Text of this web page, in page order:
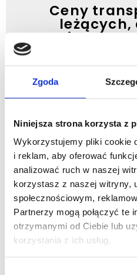
Zgoda
Niniejsza strona korzysta z
Wykorzystujemy pliki cookie
i reklam, aby oferować
analizować ruch w naszej
korzystasz z naszej witryny,
społecznościowym,
Partnerzy mogą połączyć te
otrzymanymi od Ciebie lub
korzystania z ich usług.
Ceny
leżących,
miejscem na
- przewóz
siedzącej.
Gdynia
Sopot -
Gdańsk
Ambulans
transportowa)
osób w